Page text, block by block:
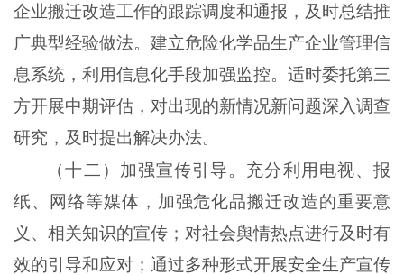
企业搬迁改造工作的跟踪调度和通报，及时总结推
广典型经验做法。建立危险化学品生产企业管理信
息系统，利用信息化手段加强监控。适时委托第三
方开展中期评估，对出现的新情况新问题深入调查
研究，及时提出解决办法。
（十二）加强宣传引导。充分利用电视、报
纸、网络等媒体，加强危化品搬迁改造的重要意
义、相关知识的宣传；对社会舆情热点进行及时有
效的引导和应对；通过多种形式开展安全生产宣传